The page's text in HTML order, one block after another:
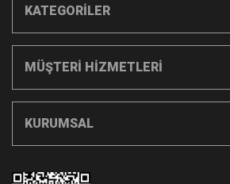
KATEGORİLER
MÜŞTERİ HİZMETLERİ
KURUMSAL